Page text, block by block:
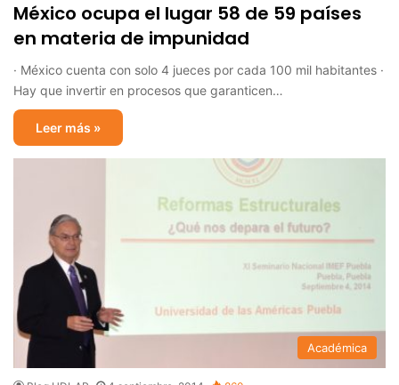
México ocupa el lugar 58 de 59 países
en materia de impunidad
· México cuenta con solo 4 jueces por cada 100 mil habitantes ·
Hay que invertir en procesos que garanticen…
Leer más »
Académica